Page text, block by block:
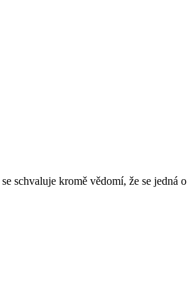
schvaluje kromě vědomí, že se